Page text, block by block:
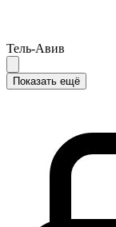
Тель-Авив
Показать ещё